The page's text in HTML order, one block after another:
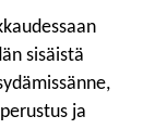
sisäistä
ja